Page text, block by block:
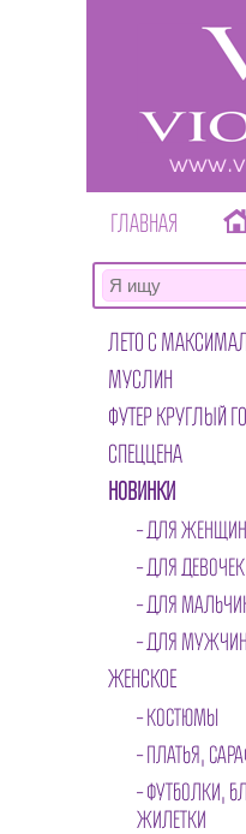
ГЛАВНАЯ
ЛЕТО С
МУСЛИН
ФУТЕР КРУГЛЫЙ
СПЕЦЦЕНА
НОВИНКИ
ДЛЯ ЖЕНЩИН
ДЛЯ ДЕВОЧЕК
ДЛЯ
ДЛЯ МУЖЧИН
ЖЕНСКОЕ
КОСТЮМЫ
ПЛАТЬЯ,
ФУТБОЛКИ,
ЖИЛЕТКИ